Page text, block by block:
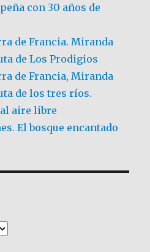
con 30 años de
de Francia. Miranda
de Los Prodigios
de Francia, Miranda
de los tres ríos.
aire libre
El bosque encantado